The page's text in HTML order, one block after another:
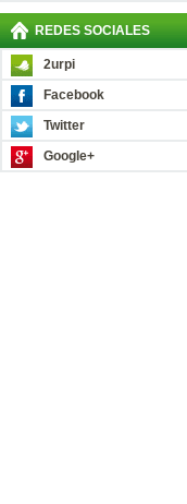
REDES SOCIALES
2urpi
Facebook
Twitter
Google+